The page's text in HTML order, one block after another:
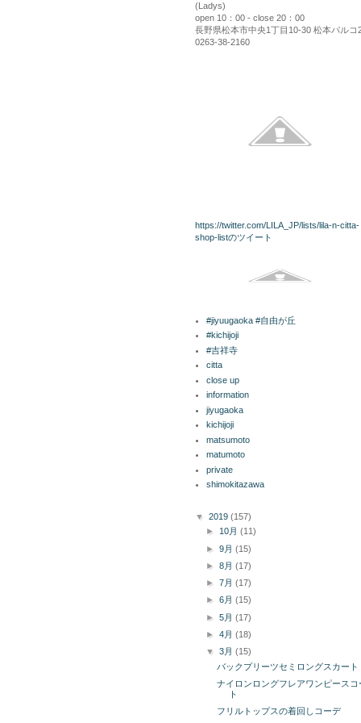
(Ladys)
open 10：00 - close 20：00
長野県松本市中央1丁目10-30 松本パルコ
0263-38-2160
https://twitter.com/LILA_JP/lists/lila-n-citta-
shop-listのツイート
Facebook
#jiyuugaoka #自由が丘
#kichijoji
#吉祥寺
citta
close up
information
jiyugaoka
kichijoji
matsumoto
matumoto
private
shimokitazawa
▼ 2019 (157)
► 10月(11)
►9月(15)
►8月(17)
►7月(17)
►6月(15)
►5月(17)
►4月(18)
▼3月(15)
バックプリーツセミロングスカート
ナイロンロングフレアワンピースコ
ト
フリルトップスの着回しコーデ